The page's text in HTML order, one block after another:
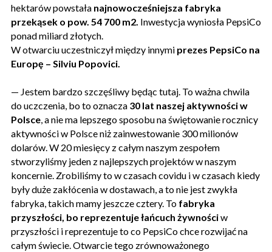
hektarów powstała najnowocześniejsza fabryka
przekąsek o pow. 54 700 m2. Inwestycja wyniosła PepsiCo
ponad miliard złotych.
W otwarciu uczestniczył między innymi prezes PepsiCo na
Europę – Silviu Popovici.
— Jestem bardzo szczęśliwy będąc tutaj. To ważna chwila
do uczczenia, bo to oznacza 30 lat naszej aktywności w
Polsce , a nie ma lepszego sposobu na świętowanie rocznicy
aktywności w Polsce niż zainwestowanie 300 milionów
dolarów. W 20 miesięcy z całym naszym zespołem
stworzyliśmy jeden z najlepszych projektów w naszym
koncernie. Zrobiliśmy to w czasach covidu i w czasach kiedy
były duże zakłócenia w dostawach, a to nie jest zwykła
fabryka, takich mamy jeszcze cztery. To fabryka
przyszłości, bo reprezentuje łańcuch żywnościw
przyszłości i reprezentuje to co PepsiCo chce rozwijać na
całym świecie. Otwarcie tego zrównoważonego